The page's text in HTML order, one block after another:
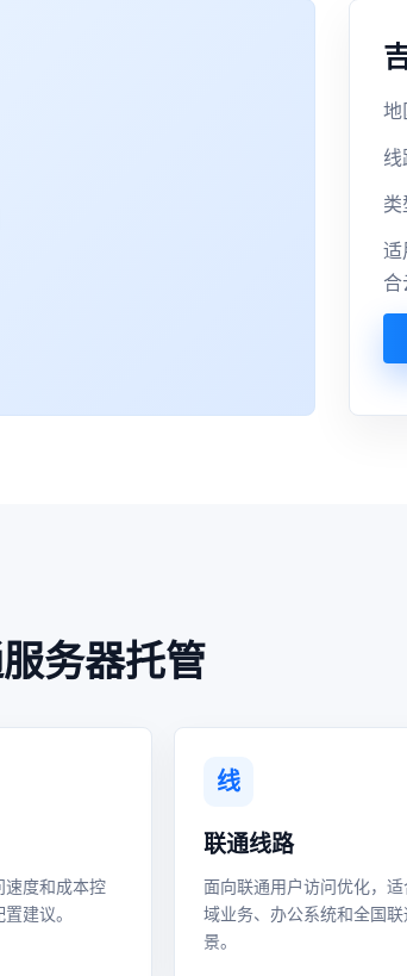
地
线
类
适
合
务器托管
速度和成本控
建议。
线
联通线路
面向联通用户访问优化，适
域业务、办公系统和全国联
景。